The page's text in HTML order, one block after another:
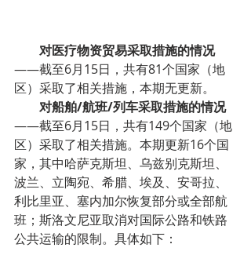
        对医疗物资贸易采取措施的情况
——截至6月15日，共有81个国家（地
区）采取了相关措施，本期无更新。
        对船舶/航班/列车采取措施的情况
——截至6月15日，共有149个国家（地
区）采取了相关措施。本期更新16个国
家，其中哈萨克斯坦、乌兹别克斯坦、
波兰、立陶宛、希腊、埃及、安哥拉、
利比里亚、塞内加尔恢复部分或全部航
班；斯洛文尼亚取消对国际公路和铁路
公共运输的限制。具体如下：